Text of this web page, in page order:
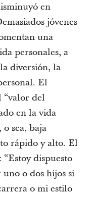
en
jóvenes
una
personales, a
diversión, la
El
del
en la vida
sea, baja
rápido y alto. El
dispuesto
o dos hijos si
o mi estilo